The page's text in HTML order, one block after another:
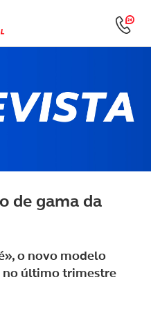
de gama da
o novo modelo
no último trimestre